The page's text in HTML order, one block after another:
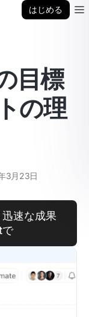
はじめる
目標
の理
3月23日
速な成果